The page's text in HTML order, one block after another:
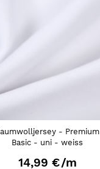
- Premium
Basic - uni - weiss
14,99 €/m